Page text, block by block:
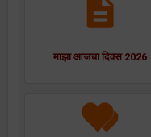
माझा आजचा दिवस 2026